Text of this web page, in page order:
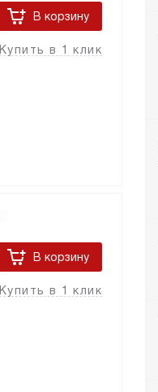
В корзину
Купить в 1 клик
В корзину
Купить в 1 клик